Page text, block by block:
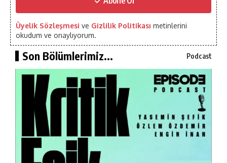
Üyelik Sözleşmesi ve Gizlilik Politikası metinlerini
okudum ve onaylıyorum.
Son Bölümlerimiz... Podcast